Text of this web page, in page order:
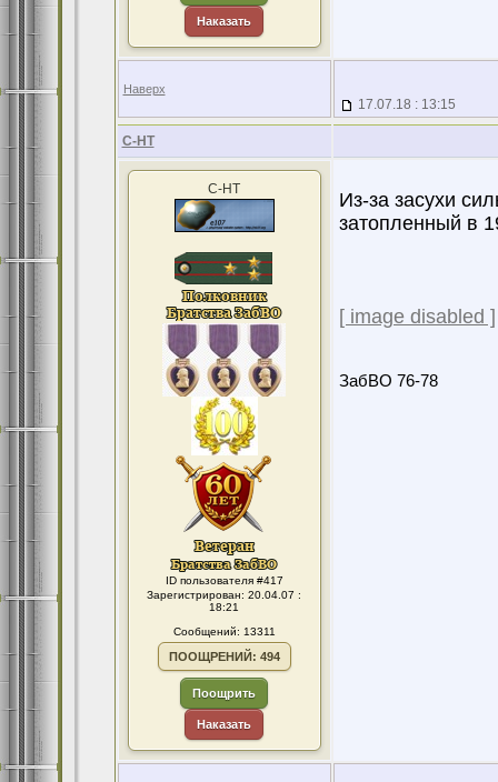
Наказать
Наверх
17.07.18 : 13:15
С-НТ
С-НТ
ID пользователя #417
Зарегистрирован: 20.04.07 :
18:21
Сообщений: 13311
ПООЩРЕНИЙ: 494
Поощрить
Наказать
Из-за засухи
затопленный в
[ image disabled ]
ЗабВО 76-78